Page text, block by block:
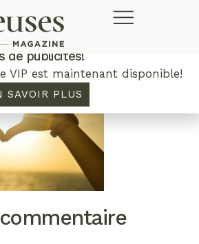
concours. Plus de rabais.
de publicités!
VIP est maintenant disponible!
SAVOIR PLUS